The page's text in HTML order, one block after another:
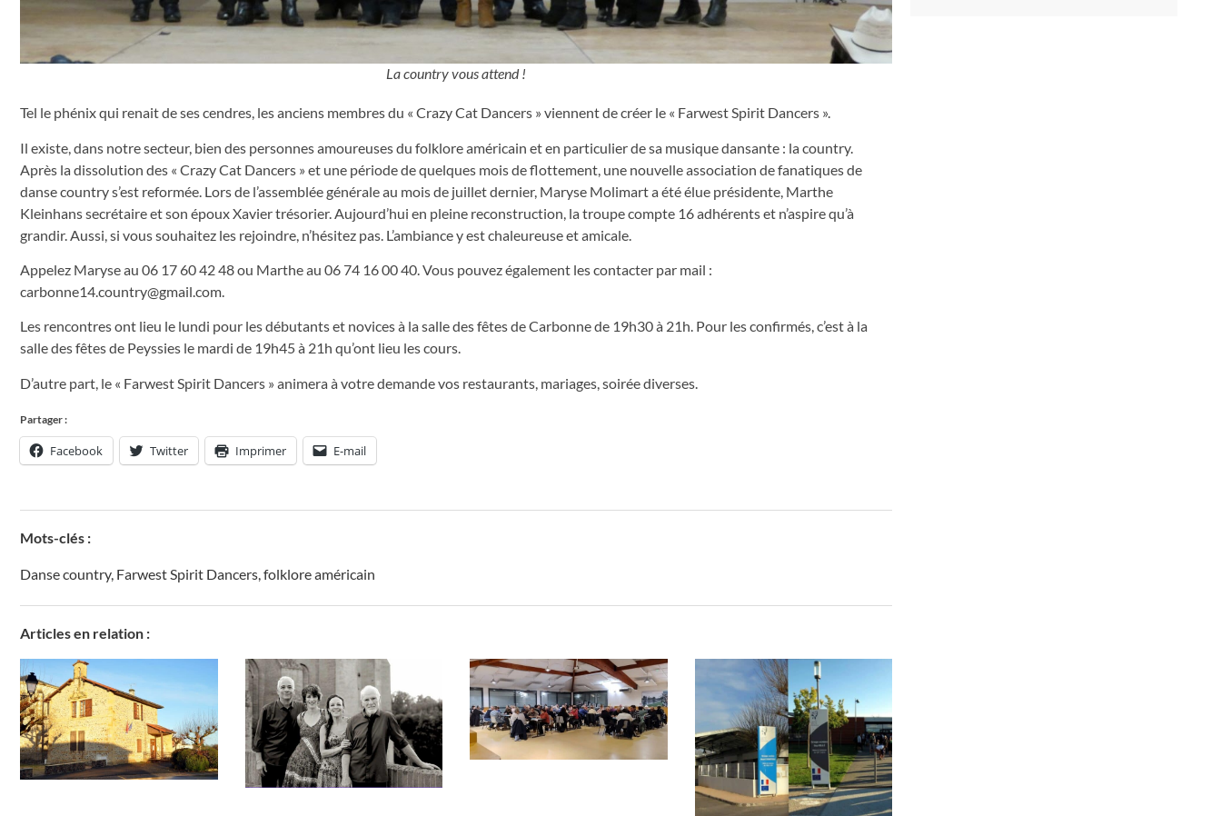
La country vous attend !
Tel le phénix qui renait de ses cendres, les anciens membres du « Crazy Cat Dancers » viennent de créer le « Farwest Spirit Dancers ».
Il existe, dans notre secteur, bien des personnes amoureuses du folklore américain et en particulier de sa musique dansante : la country.
Après la dissolution des « Crazy Cat Dancers » et une période de quelques mois de flottement, une nouvelle association de fanatiques de
danse country s’est reformée. Lors de l’assemblée générale au mois de juillet dernier, Maryse Molimart a été élue présidente, Marthe
Kleinhans secrétaire et son époux Xavier trésorier. Aujourd’hui en pleine reconstruction, la troupe compte 16 adhérents et n’aspire qu’à
grandir. Aussi, si vous souhaitez les rejoindre, n’hésitez pas. L’ambiance y est chaleureuse et amicale.
Appelez Maryse au 06 17 60 42 48 ou Marthe au 06 74 16 00 40. Vous pouvez également les contacter par mail :
carbonne14.country@gmail.com.
Les rencontres ont lieu le lundi pour les débutants et novices à la salle des fêtes de Carbonne de 19h30 à 21h. Pour les confirmés, c’est à la
salle des fêtes de Peyssies le mardi de 19h45 à 21h qu’ont lieu les cours.
D’autre part, le « Farwest Spirit Dancers » animera à votre demande vos restaurants, mariages, soirée diverses.
Partager :
Facebook Twitter Imprimer E-mail
Mots-clés :
Danse country, Farwest Spirit Dancers,folklore américain
Articles en relation :